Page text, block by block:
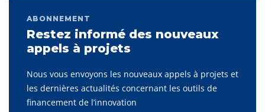
ABONNEMENT
Restez informé des nouveaux
appels à projets
Nous vous envoyons les nouveaux appels à projets et
les dernières actualités concernant les outils de
financement de l’innovation